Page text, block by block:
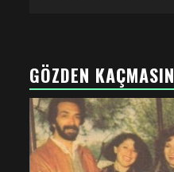
GÖZDEN KAÇMASIN